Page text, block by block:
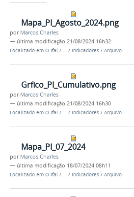
Mapa_PI_Agosto_2024.png
por Marcos Charles
— última modificação 21/08/2024 16h32
Localizado em O Ifal / … / Indicadores / Arquivo
Grfico_PI_Cumulativo.png
por Marcos Charles
— última modificação 21/08/2024 16h30
Localizado em O Ifal / … / Indicadores / Arquivo
Mapa_PI_07_2024
por Marcos Charles
— última modificação 18/07/2024 08h11
Localizado em O Ifal / / Indicadores / Arquivo